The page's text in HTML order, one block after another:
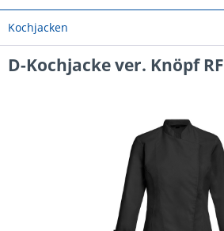
Kochjacken
D-Kochjacke ver. Knöpf RF